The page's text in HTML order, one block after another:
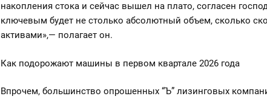
накопления стока и сейчас вышел на плато, согласен
ключевым будет не столько абсолютный объем, сколько
активами»,— полагает он.
Как подорожают машины в первом квартале 2026 года
Впрочем, большинство опрошенных “Ъ” лизинговых